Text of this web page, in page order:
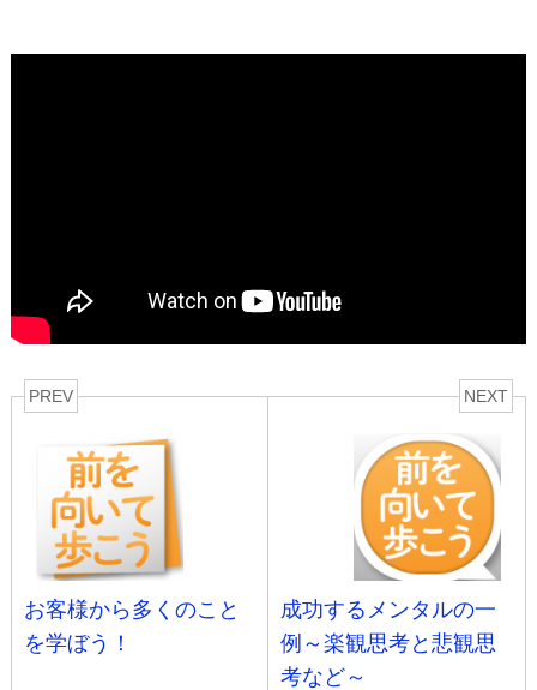
PREV
お客様から多くのこと
を学ぼう！
NEXT
成功するメンタルの一
例～楽観思考と悲観思
考など～